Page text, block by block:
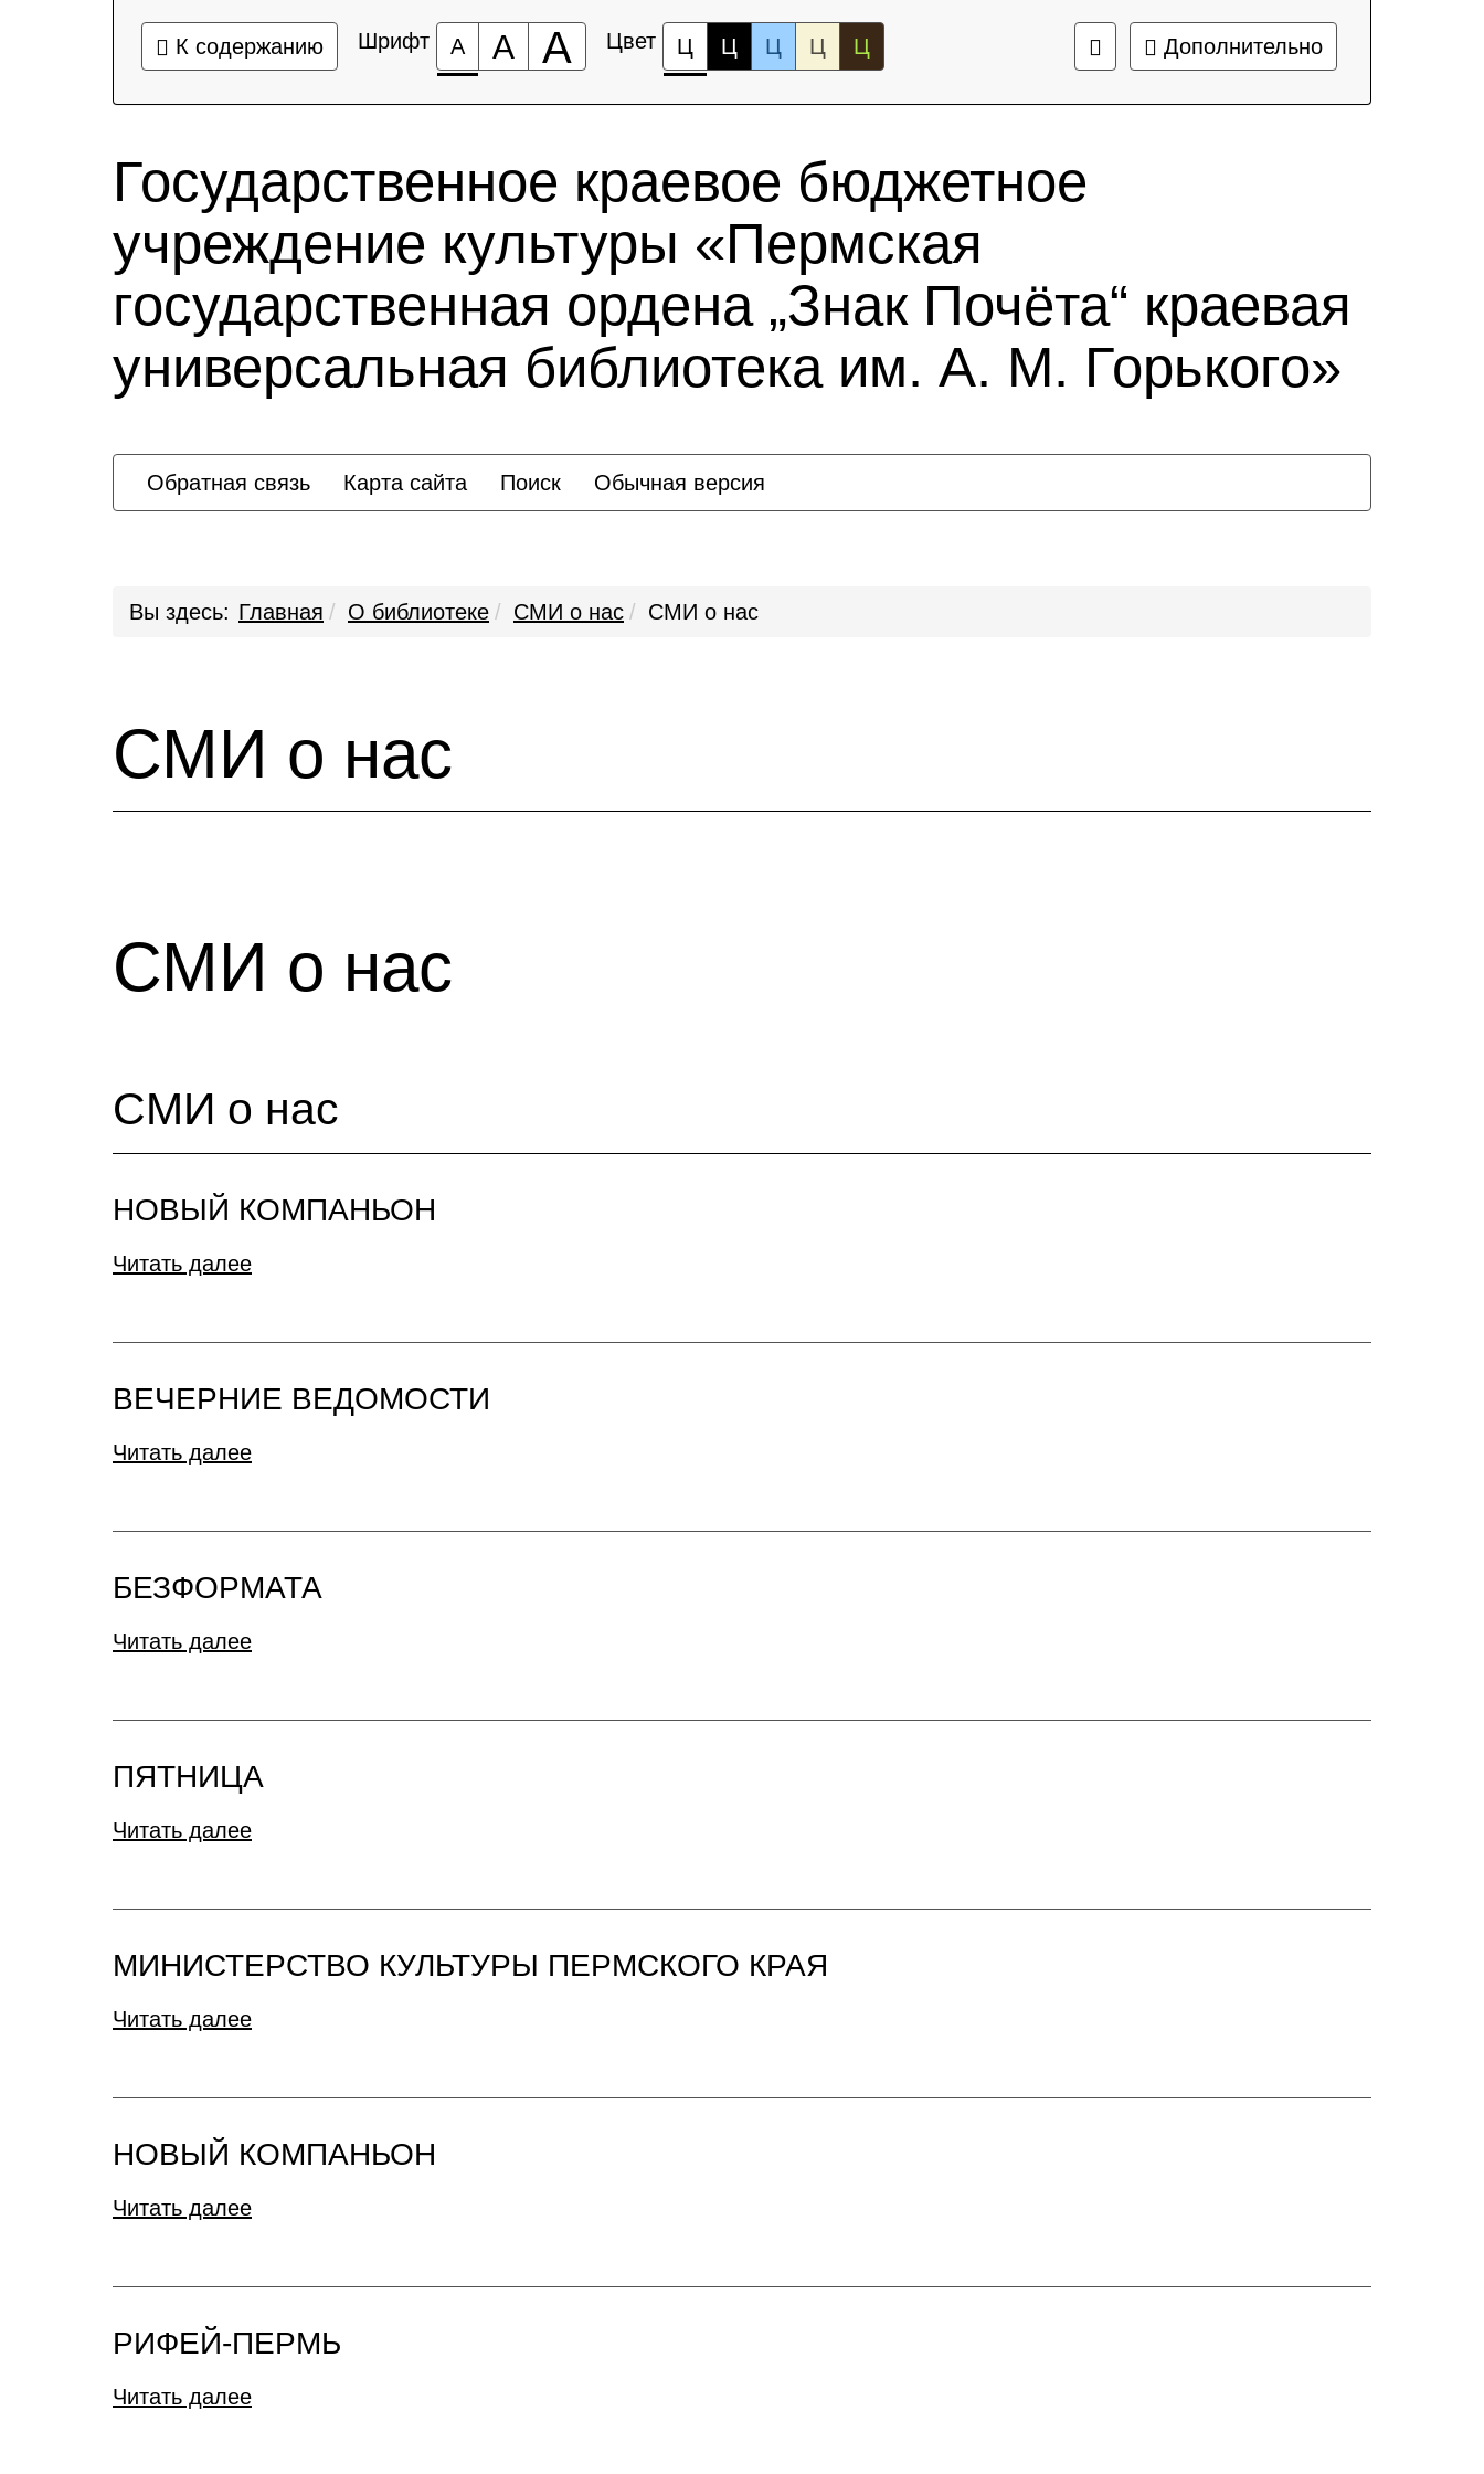
К содержанию Шрифт А А А Цвет Ц Ц Ц Ц Ц Дополнительно
Государственное краевое бюджетное
учреждение культуры «Пермская
государственная ордена „Знак Почёта“ краевая
универсальная библиотека им. А. М. Горького»
Обратная связь Карта сайта Поиск Обычная версия
Вы здесь: Главная О библиотеке СМИ о нас СМИ о нас
СМИ о нас
СМИ о нас
СМИ о нас
НОВЫЙ КОМПАНЬОН
Читать далее
ВЕЧЕРНИЕ ВЕДОМОСТИ
Читать далее
БЕЗФОРМАТА
Читать далее
ПЯТНИЦА
Читать далее
МИНИСТЕРСТВО КУЛЬТУРЫ ПЕРМСКОГО КРАЯ
Читать далее
НОВЫЙ КОМПАНЬОН
Читать далее
РИФЕЙ-ПЕРМЬ
Читать далее